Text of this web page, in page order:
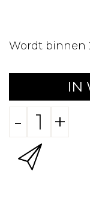
Wordt binnen
IN
- +